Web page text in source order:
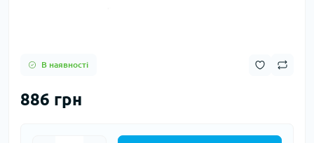
В наявності
886 грн